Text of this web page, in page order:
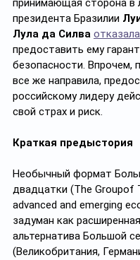
принимающая сторона в
президента Бразилии
Лула да Силва
предоставить ему
безопасности. Впрочем,
все же направила,
российскому лидеру
свой страх и риск.
Краткая предыстория
Необычный формат
двадцатки (The Groupof
advanced and emerging
задуман как расширенная
альтернатива Большой
(Великобритания,